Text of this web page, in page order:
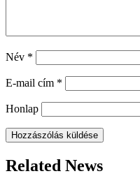
Név *
E-mail cím *
Honlap
Related News